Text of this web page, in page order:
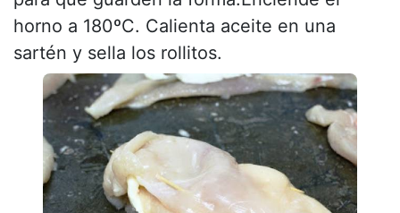
horno a 180ºC. Calienta aceite en una
sartén y sella los rollitos.